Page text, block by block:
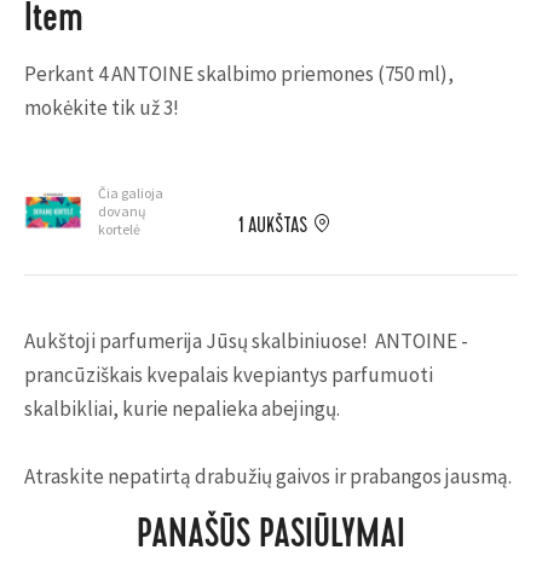
Item
Perkant 4 ANTOINE skalbimo priemones (750 ml),
mokėkite tik už 3!
Čia galioja
dovanų
kortelė
1 AUKŠTAS
Aukštoji parfumerija Jūsų skalbiniuose! ANTOINE -
prancūziškais kvepalais kvepiantys parfumuoti
skalbikliai, kurie nepalieka abejingų.
Atraskite nepatirtą drabužių gaivos ir prabangos jausmą.
PANAŠŪS PASIŪLYMAI